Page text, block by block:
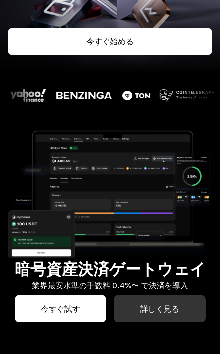
今すぐ始める
暗号資産決済ゲートウェイ
業界最安水準の手数料 0.4%〜 で決済を導入
今すぐ試す 詳しく見る